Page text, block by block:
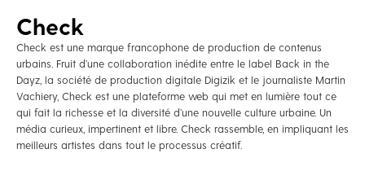
Check
Check est une marque francophone de production de contenus
urbains. Fruit d’une collaboration inédite entre le label Back in the
Dayz, la société de production digitale Digizik et le journaliste Martin
Vachiery, Check est une plateforme web qui met en lumière tout ce
qui fait la richesse et la diversité d’une nouvelle culture urbaine. Un
média curieux, impertinent et libre. Check rassemble, en impliquant les
meilleurs artistes dans tout le processus créatif.